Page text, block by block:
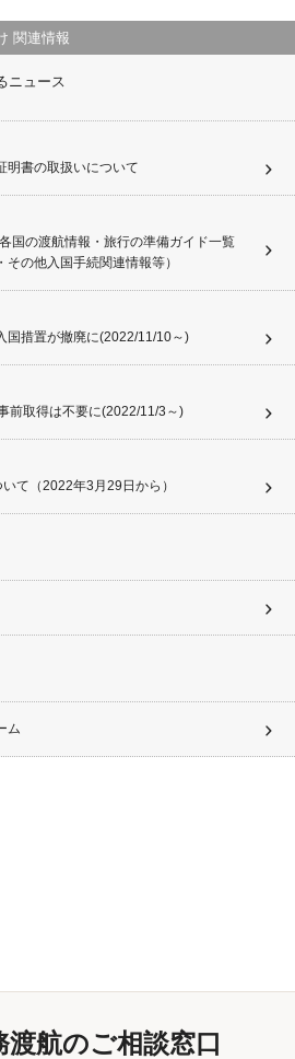
関連情報
ニュース
明書の取扱いについて
国の渡航情報・旅行の準備ガイド一覧
その他入国手続関連情報等）
国措置が撤廃に(2022/11/10～)
前取得は不要に(2022/11/3～)
て（2022年3月29日から）
ム
渡航のご相談窓口